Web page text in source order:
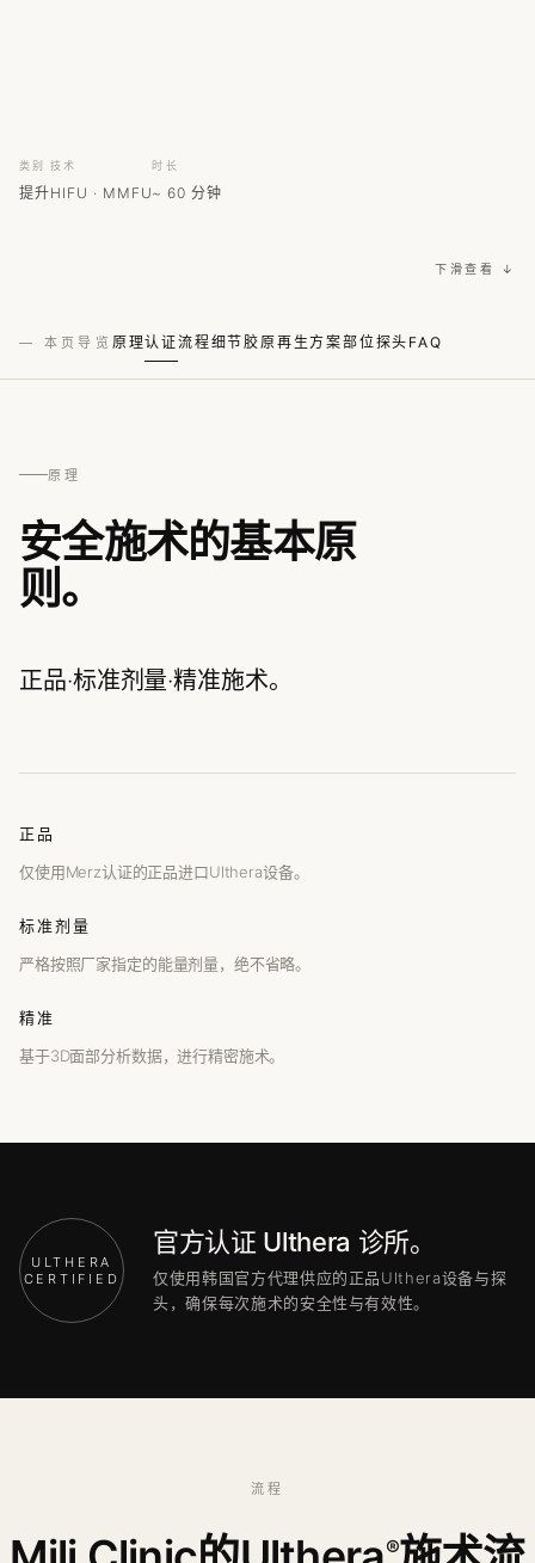
类别
提升
技术
HIFU · MMFU
时长
~ 60 分钟
下滑查看 ↓
— 本页导览 原理认证流程细节胶原再生方案部位探头 FAQ
原理
安全施术的基本原
则。
正品·标准剂量·精准施术。
正品
仅使用Merz认证的正品进口Ulthera设备。
标准剂量
严格按照厂家指定的能量剂量，绝不省略。
精准
基于3D面部分析数据，进行精密施术。
ULTHERA
CERTIFIED
官方认证 Ulthera 诊所。
仅使用韩国官方代理供应的正品Ulthera设备与探
头，确保每次施术的安全性与有效性。
流程
®